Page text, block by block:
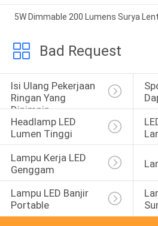
5W Dimmable 200 Lumens Surya
Bad Request
Isi Ulang Pekerjaan
Ringan Yang
Dipimpin
Headlamp LED
Lumen Tinggi
Lampu Kerja LED
Genggam
Lampu LED Banjir
Portable